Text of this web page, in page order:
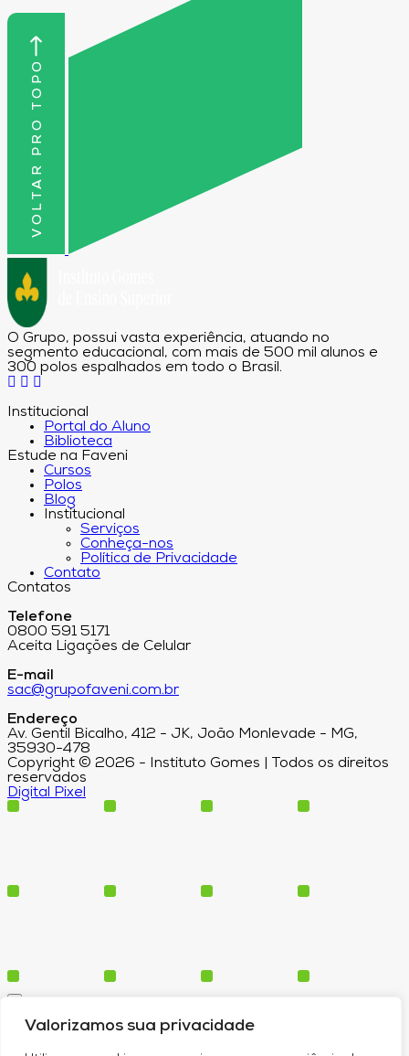
Valorizamos sua privacidade
VOLTAR PRO TOPO
O Grupo, possui vasta experiência, atuando no
segmento educacional, com mais de 500 mil alunos e
300 polos espalhados em todo o Brasil.
Institucional
Portal do Aluno
Biblioteca
Estude na Faveni
Cursos
Polos
Blog
Institucional
Serviços
Conheça-nos
Política de Privacidade
Contato
Contatos
Telefone
0800 591 5171
Aceita Ligações de Celular
E-mail
sac@grupofaveni.com.br
Endereço
Av. Gentil Bicalho, 412 - JK, João Monlevade - MG,
35930-478
Copyright © 2026 - Instituto Gomes | Todos os direitos
reservados
Digital Pixel
Cursos
Blog